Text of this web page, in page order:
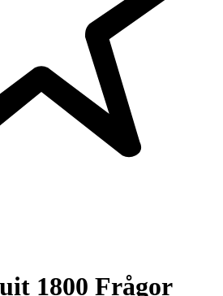
1800 Frågor